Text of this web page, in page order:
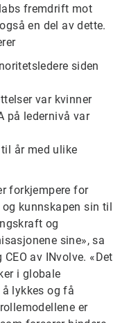
fremdrift mot
en del av dette.
siden
var kvinner
på ledernivå var
år med ulike
forkjempere for
kunnskapen sin til
og
sine», sa
av INvolve. «Det
i globale
lykkes og få
er